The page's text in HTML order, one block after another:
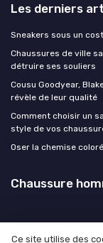
Les derniers
Sneakers sous un
Chaussures de ville
détruire ses souliers
Cousu Goodyear,
révèle de leur qualité
Comment choisir un
style de vos
Oser la chemise
Chaussure
Ce site utilise des